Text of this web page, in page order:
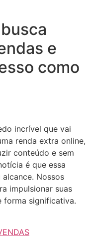
e
como
incrível que vai
renda extra online,
conteúdo e sem
é que essa
Nossos
impulsionar suas
forma significativa.